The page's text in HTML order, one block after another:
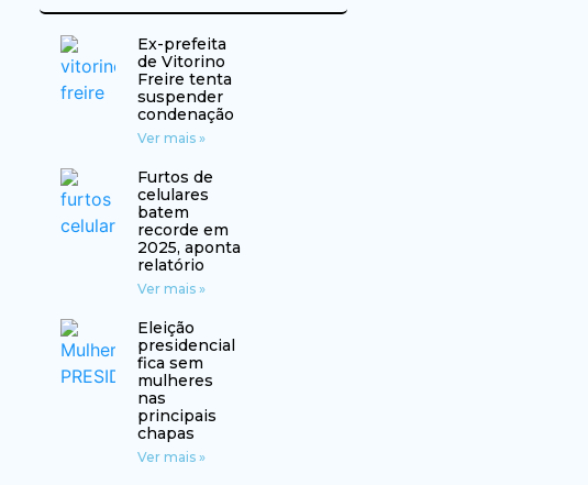
Ex-prefeita
de Vitorino
Freire tenta
suspender
condenação
Ver mais »
Furtos de
celulares
batem
recorde em
2025, aponta
relatório
Ver mais »
Eleição
presidencial
fica sem
mulheres
nas
principais
chapas
Ver mais »